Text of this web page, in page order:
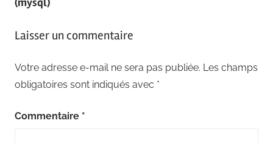
Laisser un commentaire
Votre adresse e-mail ne sera pas publiée. Les champs
obligatoires sont indiqués avec *
Commentaire *